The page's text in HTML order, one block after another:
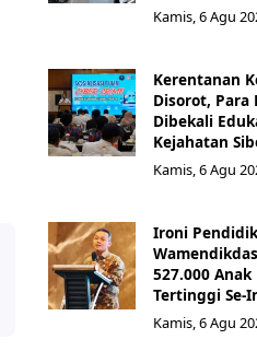
Kamis, 6 Agu
Kerentanan
Disorot, Para
Dibekali
Kejahatan
Kamis, 6 Agu
Ironi
527.000
Tertinggi Se-
Kamis, 6 Agu